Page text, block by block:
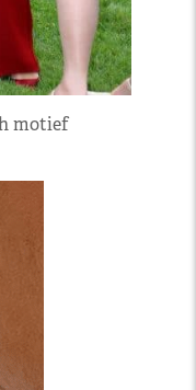
motief